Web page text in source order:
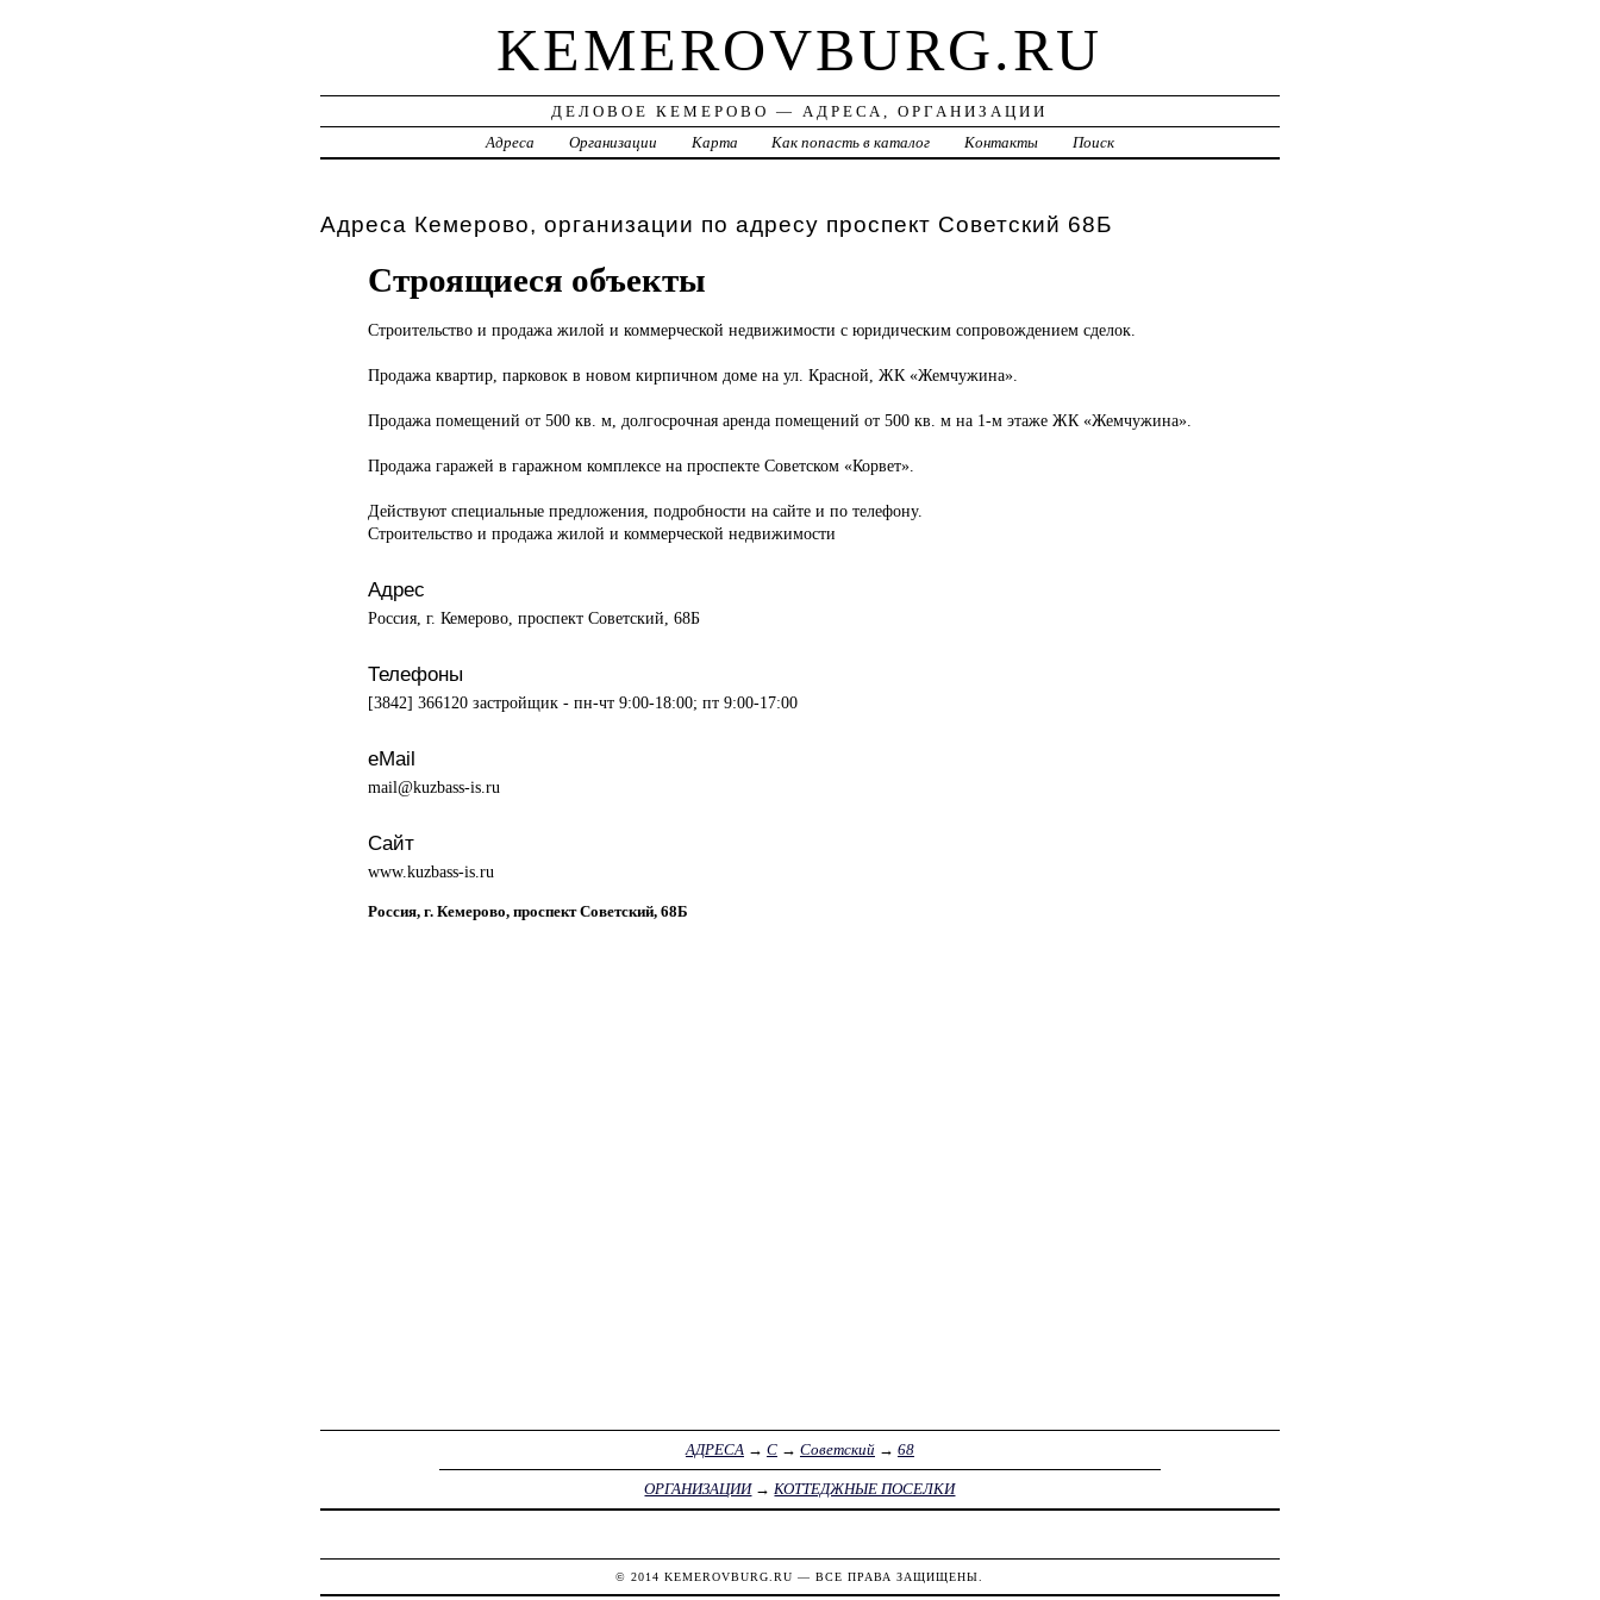
KEMEROVBURG.RU
ДЕЛОВОЕ КЕМЕРОВО — АДРЕСА, ОРГАНИЗАЦИИ
Адреса
Организации Карта Как попасть в каталог Контакты Поиск
Адреса Кемерово, организации по адресу проспект Советский 68Б
Строящиеся объекты
Строительство и продажа жилой и коммерческой недвижимости с юридическим сопровождением сделок.
Продажа квартир, парковок в новом кирпичном доме на ул. Красной, ЖК «Жемчужина».
Продажа помещений от 500 кв. м, долгосрочная аренда помещений от 500 кв. м на 1-м этаже ЖК «Жемчужина».
Продажа гаражей в гаражном комплексе на проспекте Советском «Корвет».
Действуют специальные предложения, подробности на сайте и по телефону.
Строительство и продажа жилой и коммерческой недвижимости
Адрес
Россия, г. Кемерово, проспект Советский, 68Б
Телефоны
[3842] 366120 застройщик - пн-чт 9:00-18:00; пт 9:00-17:00
eMail
mail@kuzbass-is.ru
Сайт
www.kuzbass-is.ru
Россия, г. Кемерово, проспект Советский, 68Б
АДРЕСА→ С→ Советский→ 68
ОРГАНИЗАЦИИ→КОТТЕДЖНЫЕ ПОСЕЛКИ
© 2014KEMEROVBURG.RU — ВСЕ ПРАВА ЗАЩИЩЕНЫ.